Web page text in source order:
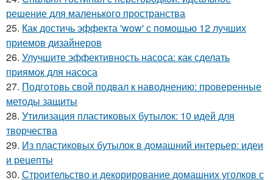
решение для маленького пространства
25. Как достичь эффекта 'wow' с помощью 12 лучших
приемов дизайнеров
26. Улучшите эффективность насоса: как сделать
приямок для насоса
27. Подготовь свой подвал к наводнению: проверенные
методы защиты
28. Утилизация пластиковых бутылок: 10 идей для
творчества
29. Из пластиковых бутылок в домашний интерьер: идеи
и рецепты
30. Строительство и декорирование домашних уголков с